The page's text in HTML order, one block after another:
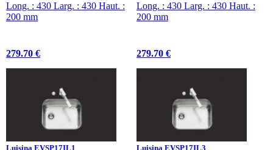
Long. : 430 Larg. : 430 Haut. :
200 mm
279.70 €
Long. : 430 Larg. : 430 Haut. :
200 mm
279.70 €
Luisina EVSP17IL1 Luisina EVSP17IL3